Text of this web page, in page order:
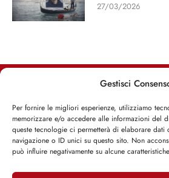
Gestisci
Per fornire le migliori esperienze, utilizziamo
memorizzare e/o accedere alle informazioni del
queste tecnologie ci permetterà di elaborare dati
navigazione o ID unici su questo sito. Non
può influire negativamente su alcune
27/03/2026
Iscriviti alla